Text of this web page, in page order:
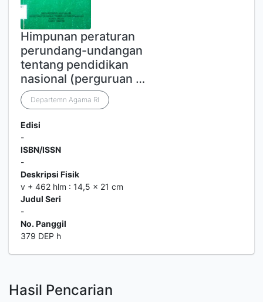
Himpunan peraturan
perundang-undangan
tentang pendidikan
nasional (perguruan …
Departemn Agama RI
Edisi
-
ISBN/ISSN
-
Deskripsi Fisik
v + 462 hlm : 14,5 x 21 cm
Judul Seri
-
No. Panggil
379 DEP h
Hasil Pencarian